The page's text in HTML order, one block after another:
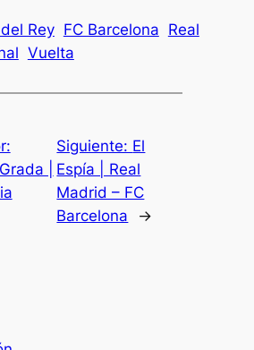
Rey FC Barcelona Real
Vuelta
|
Siguiente: El
Espía | Real
Madrid – FC
Barcelona
→